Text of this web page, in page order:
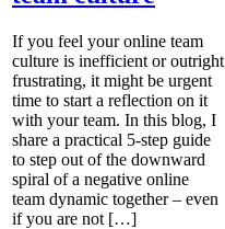
If you feel your online team
culture is inefficient or outright
frustrating, it might be urgent
time to start a reflection on it
with your team. In this blog, I
share a practical 5-step guide
to step out of the downward
spiral of a negative online
team dynamic together – even
if you are not […]